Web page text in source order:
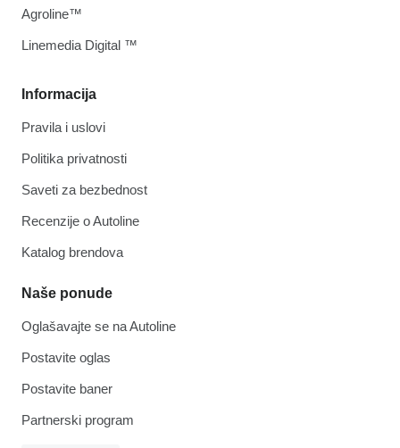
Informacija
Pravila i uslovi
Politika privatnosti
Saveti za bezbednost
Recenzije o Autoline
Katalog brendova
Naše ponude
Oglašavajte se na Autoline
Postavite oglas
Postavite baner
Partnerski program
Agroline™
Linemedia Digital ™